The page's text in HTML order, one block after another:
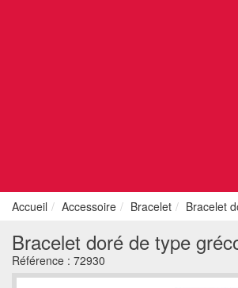
Accueil Accessoire Bracelet Bracelet
Bracelet doré de type
Référence : 72930